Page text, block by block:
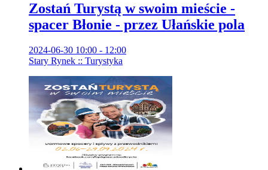
Zostań Turystą w swoim mieście -
spacer Błonie - przez Ułańskie pola
2024-06-30 10:00 - 12:00
Stary Rynek :: Turystyka